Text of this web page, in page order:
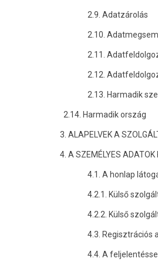
2.9. Adatzárolás
2.10.
2.11.
2.12.
2.13. Harmadik
2.14. Harmadik ország
3. ALAPELVEK A
4. A SZEMÉLYES
4.1. A honlap
4.2.1. Külső
4.2.2. Külső
4.3. Regisztrációs
4.4. A